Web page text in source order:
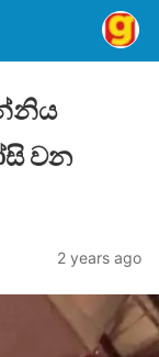
වන
2 years ago